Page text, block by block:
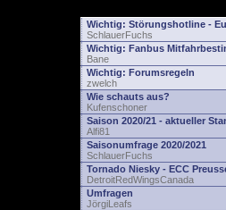
Wichtig: Störungshotline -
SchlauerFuchs
Wichtig: Fanbus
Bane
Wichtig: Forumsregeln
zwelch
Wie schauts aus?
Kufenschoner
Saison 2020/21 - aktueller
Alfi81
Saisonumfrage 2020/2021
SchlauerFuchs
Tornado Niesky - ECC
DetroitRedWingsCanada
Umfragen
JörgiLeafs